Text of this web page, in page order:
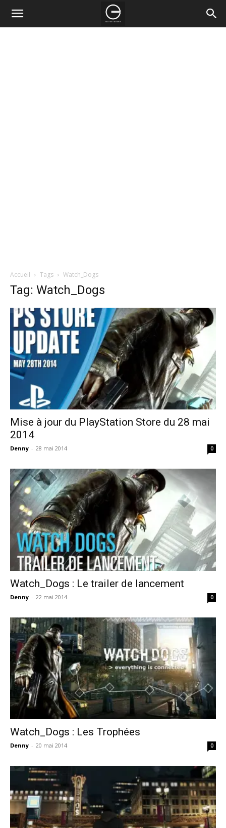
Accueil Tags Watch_Dogs
Tag: Watch_Dogs
Mise à jour du PlayStation Store du 28 mai
2014
Denny - 28 mai 2014 0
Watch_Dogs : Le trailer de lancement
Denny - 22 mai 2014 0
Watch_Dogs : Les Trophées
Denny - 20 mai 2014 0